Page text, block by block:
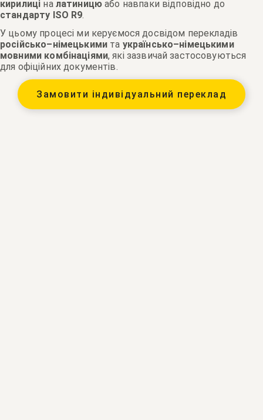
кирилиці на латиницю або навпаки відповідно до
стандарту ISO R9.
У цьому процесі ми керуємося досвідом перекладів
російсько–німецькими та українсько–німецькими
мовними комбінаціями, які зазвичай застосовуються
для офіційних документів.
Замовити індивідуальний переклад